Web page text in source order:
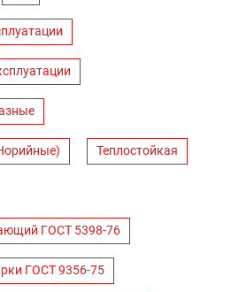
Теплостойкая
ГОСТ 5398-76
ГОСТ 9356-75